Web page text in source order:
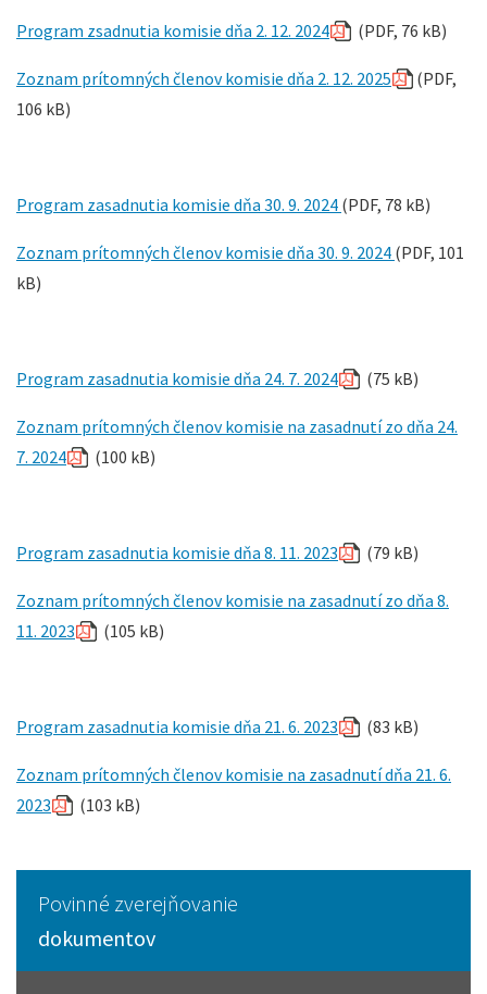
Program zsadnutia komisie dňa 2. 12. 2024 (PDF, 76 kB)
Zoznam prítomných členov komisie dňa 2. 12. 2025
(PDF,
106 kB)
Program zasadnutia komisie dňa 30. 9. 2024 (PDF, 78 kB)
Zoznam prítomných členov komisie dňa 30. 9. 2024 (PDF, 101
kB)
Program zasadnutia komisie dňa 24. 7. 2024 (75 kB)
Zoznam prítomných členov komisie na zasadnutí zo dňa 24.
7. 2024
(100 kB)
Program zasadnutia komisie dňa 8. 11. 2023 (79 kB)
Zoznam prítomných členov komisie na zasadnutí zo dňa 8.
11. 2023
(105 kB)
Program zasadnutia komisie dňa 21. 6. 2023 (83 kB)
Zoznam prítomných členov komisie na zasadnutí dňa 21. 6.
2023
(103 kB)
Povinné zverejňovanie
dokumentov